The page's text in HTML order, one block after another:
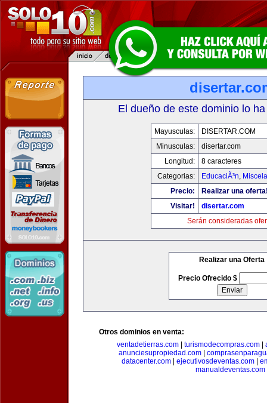
El dueño de este dominio lo
Mayusculas:
DISERTAR.COM
Minusculas:
disertar.com
Longitud:
8 caracteres
Categorias:
EducaciÃ³n,
Precio:
Realizar una
Visitar!
disertar.com
Serán consideradas
Realizar una Oferta
Precio Ofrecido $
Otros dominios en venta:
ventadetierras.com
turismodecompras.com
anunciesupropiedad.com|
datacenter.com
ejecutivosdeventas.com
manualdeventas.com